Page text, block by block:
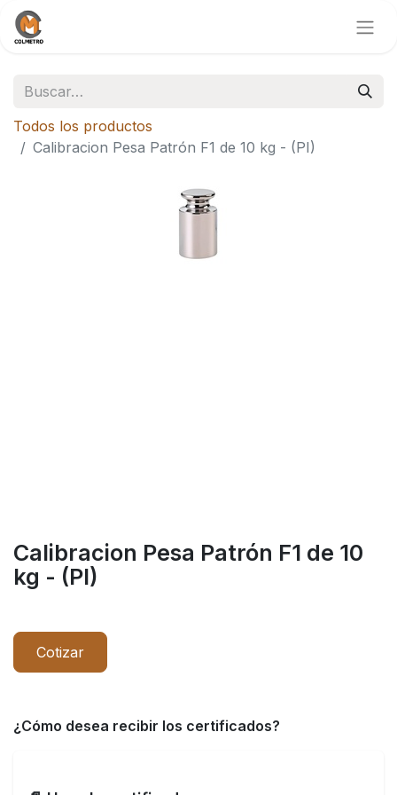
Todos los productos
Calibracion Pesa Patrón F1 de 10 kg - (PI)
Calibracion Pesa Patrón F1 de 10
kg - (PI)
Cotizar
¿Cómo desea recibir los certificados?